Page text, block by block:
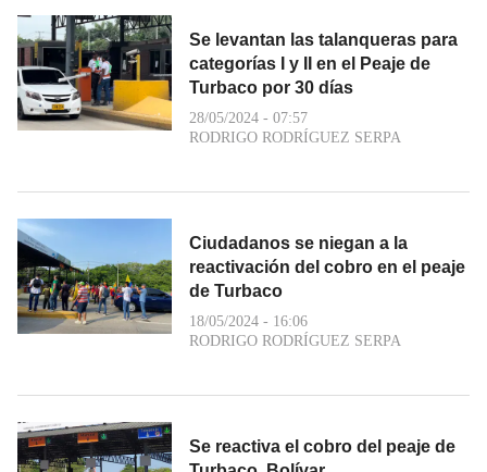
Se levantan las talanqueras para
categorías I y II en el Peaje de
Turbaco por 30 días
28/05/2024 - 07:57
RODRIGO RODRÍGUEZ SERPA
Ciudadanos se niegan a la
reactivación del cobro en el peaje
de Turbaco
18/05/2024 - 16:06
RODRIGO RODRÍGUEZ SERPA
Se reactiva el cobro del peaje de